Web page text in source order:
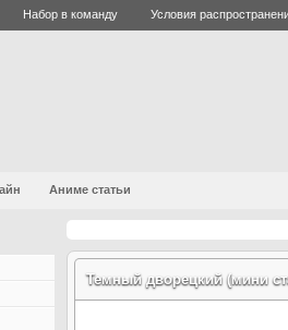
Набор в команду Условия
Аниме статьи
Темный дворецкий (мини